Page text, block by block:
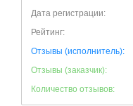
Дата регистрации:
Рейтинг:
Отзывы (исполнитель):
Отзывы (заказчик):
Количество отзывов: